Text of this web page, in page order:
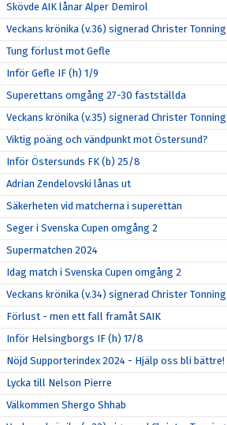
Skövde AIK lånar Alper Demirol
Veckans krönika (v.36) signerad Christer Tonning
Tung förlust mot Gefle
Inför Gefle IF (h) 1/9
Superettans omgång 27-30 fastställda
Veckans krönika (v.35) signerad Christer Tonning
Viktig poäng och vändpunkt mot Östersund?
Inför Östersunds FK (b) 25/8
Adrian Zendelovski lånas ut
Säkerheten vid matcherna i superettan
Seger i Svenska Cupen omgång 2
Supermatchen 2024
Idag match i Svenska Cupen omgång 2
Veckans krönika (v.34) signerad Christer Tonning
Förlust - men ett fall framåt SAIK
Inför Helsingborgs IF (h) 17/8
Nöjd Supporterindex 2024 - Hjälp oss bli bättre!
Lycka till Nelson Pierre
Välkommen Shergo Shhab